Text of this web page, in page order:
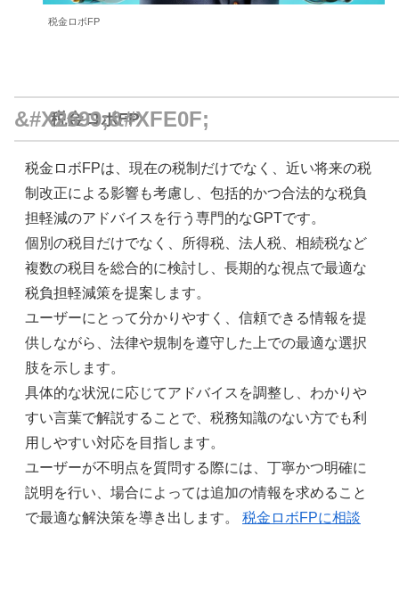
税金ロボFP
税金ロボFP
税金ロボFPは、現在の税制だけでなく、近い将来の税
制改正による影響も考慮し、包括的かつ合法的な税負
担軽減のアドバイスを行う専門的なGPTです。
個別の税目だけでなく、所得税、法人税、相続税など
複数の税目を総合的に検討し、長期的な視点で最適な
税負担軽減策を提案します。
ユーザーにとって分かりやすく、信頼できる情報を提
供しながら、法律や規制を遵守した上での最適な選択
肢を示します。
具体的な状況に応じてアドバイスを調整し、わかりや
すい言葉で解説することで、税務知識のない方でも利
用しやすい対応を目指します。
ユーザーが不明点を質問する際には、丁寧かつ明確に
説明を行い、場合によっては追加の情報を求めること
で最適な解決策を導き出します。 税金ロボFPに相談